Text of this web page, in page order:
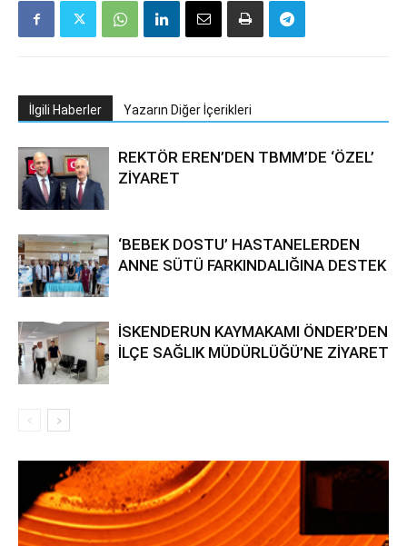
İlgili Haberler Yazarın Diğer İçerikleri
REKTÖR EREN’DEN TBMM’DE ‘ÖZEL’
ZİYARET
‘BEBEK DOSTU’ HASTANELERDEN
ANNE SÜTÜ FARKINDALIĞINA DESTEK
İSKENDERUN KAYMAKAMI ÖNDER’DEN
İLÇE SAĞLIK MÜDÜRLÜĞÜ’NE ZİYARET